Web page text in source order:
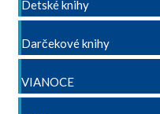
Detské knihy
Darčekové knihy
VIANOCE